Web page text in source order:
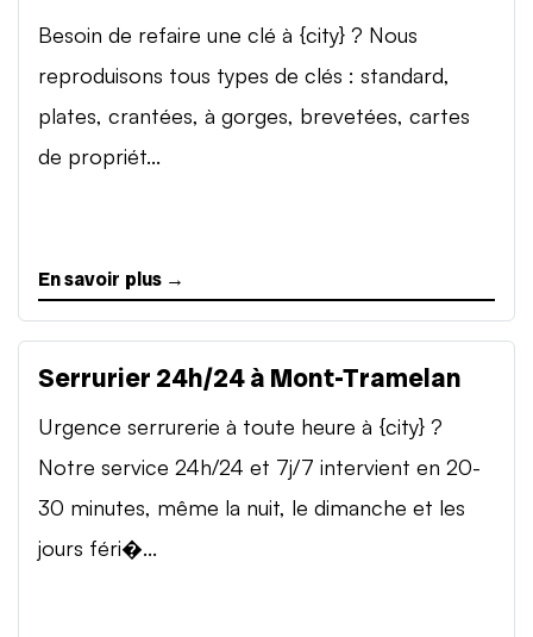
Besoin de refaire une clé à {city} ? Nous
reproduisons tous types de clés : standard,
plates, crantées, à gorges, brevetées, cartes
de propriét...
En savoir plus →
Serrurier 24h/24 à Mont-Tramelan
Urgence serrurerie à toute heure à {city} ?
Notre service 24h/24 et 7j/7 intervient en 20-
30 minutes, même la nuit, le dimanche et les
jours féri�...